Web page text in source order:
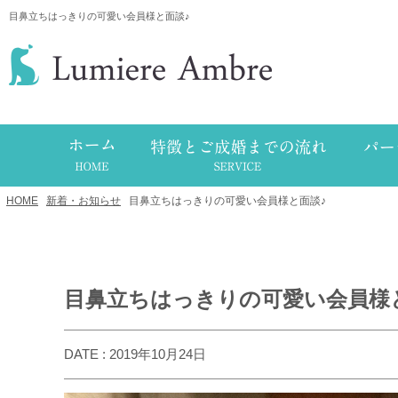
目鼻立ちはっきりの可愛い会員様と面談♪
HOME 新着・お知らせ 目鼻立ちはっきりの可愛い会員様と面談♪
目鼻立ちはっきりの可愛い会員様
DATE : 2019年10月24日